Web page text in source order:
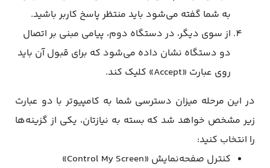
به شما گفته می‌شود باید منتظر پاسخ کاربر باشید.
از سوی دیگر، در دستگاه دوم، پیامی مبنی بر اتصال
دو دستگاه نشان‌ داده می‌شود که برای قبول آن باید
روی عبارت «Accept» کلیک کند.
در این مرحله میزان دسترسی شما به کامپیوتر با دو عبارت
زیر مشخص خواهد شد که بسته به نیازتان، یکی از گزینه‌ها
را انتخاب کنید:
کنترل صفحه‌نمایش «Control My Screen»